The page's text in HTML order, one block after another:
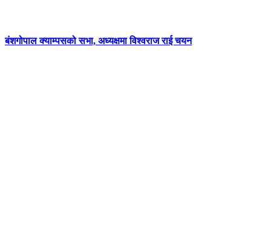
बंशगोपाल क्याम्पसको सभा, अध्यक्षमा विश्वराज राई चयन